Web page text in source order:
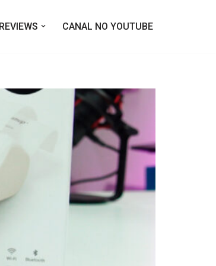
REVIEWS CANAL NO YOUTUBE